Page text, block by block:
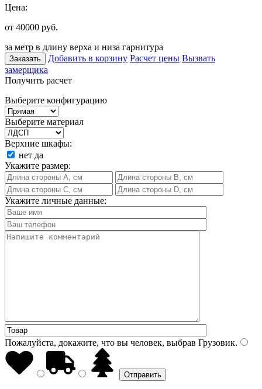
Цена:
от 40000 руб.
за метр в длину верха и низа гарнитура
Заказать Добавить в корзину Расчет цены Вызвать
замерщика
Получить расчет
Выберите конфигурацию
Выберите материал
Верхние шкафы:
нет да
Укажите размер:
Укажите личные данные:
Пожалуйста, докажите, что вы человек, выбрав Грузовик.